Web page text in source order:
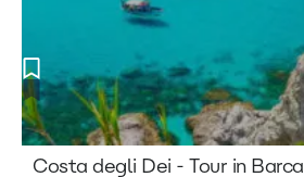
Costa degli Dei - Tour in Barca